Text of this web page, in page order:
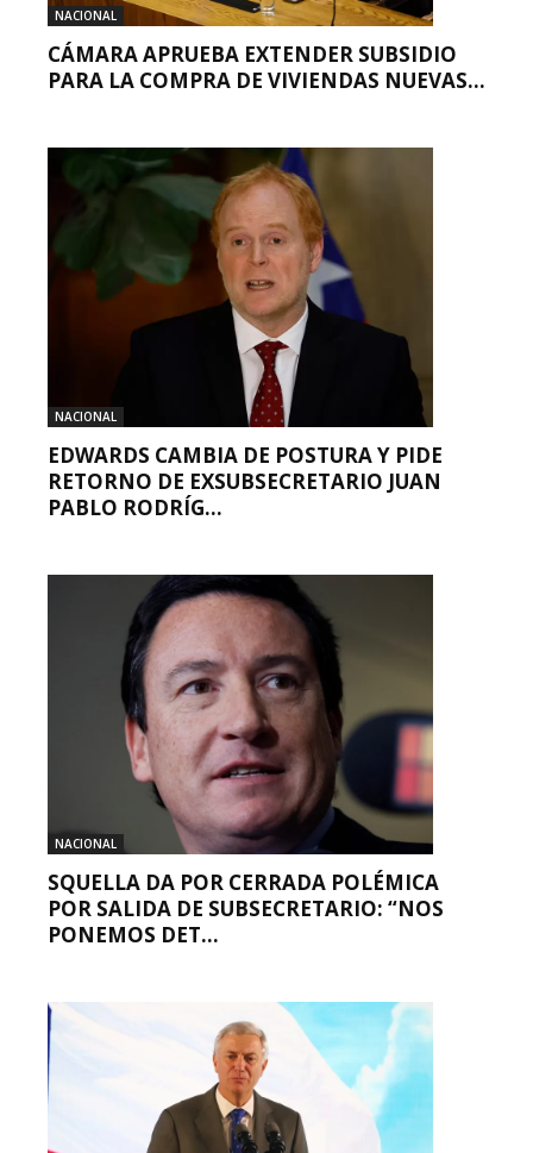
NACIONAL
CÁMARA APRUEBA EXTENDER SUBSIDIO
PARA LA COMPRA DE VIVIENDAS NUEVAS...
NACIONAL
EDWARDS CAMBIA DE POSTURA Y PIDE
RETORNO DE EXSUBSECRETARIO JUAN
PABLO RODRÍG...
NACIONAL
SQUELLA DA POR CERRADA POLÉMICA
POR SALIDA DE SUBSECRETARIO: “NOS
PONEMOS DET...